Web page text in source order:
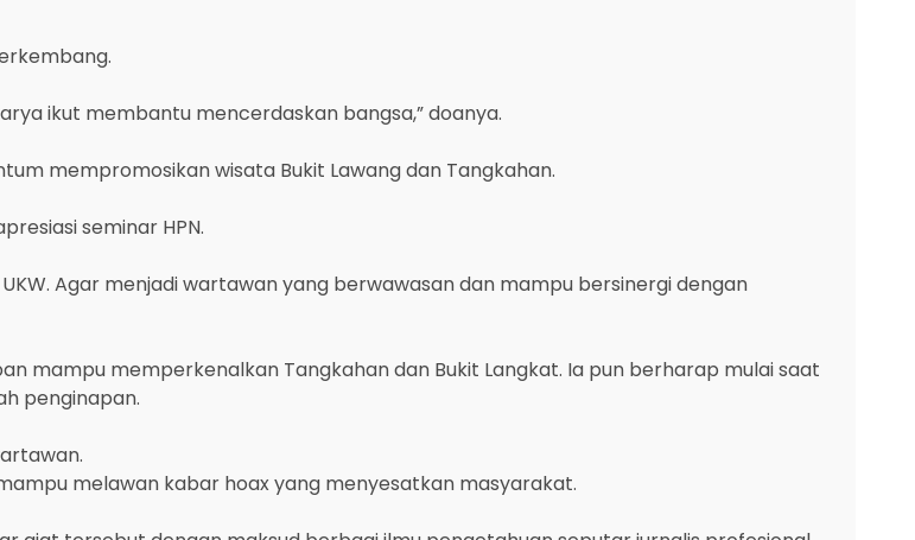
ikut membantu mencerdaskan bangsa,” doanya.
mempromosikan wisata Bukit Lawang dan Tangkahan.
seminar HPN.
Agar menjadi wartawan yang berwawasan dan mampu bersinergi dengan
mampu memperkenalkan Tangkahan dan Bukit Langkat. Ia pun berharap mulai saat
penginapan.
melawan kabar hoax yang menyesatkan masyarakat.